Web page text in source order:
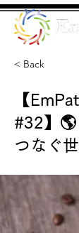
< Back
【
#32】
つなぐ